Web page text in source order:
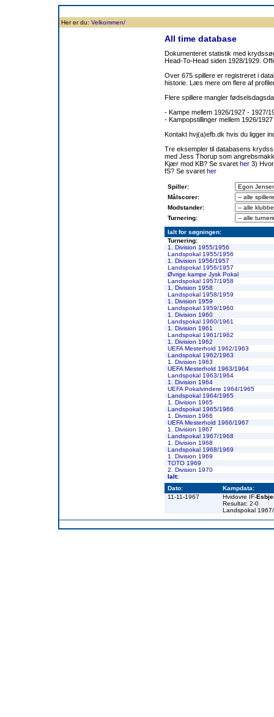
Her er du: Velkommen/
All time database
Dokumenteret statistik med
Head-To-Head siden 1928/1929.
Over 675 spillere er registreret i
historie. Læs mere om flere af
Flere spillere mangler
- Kampe mellem 1926/1927 - 1927/
- Kampopstillinger mellem 1926/
Kontakt hvj(a)efb.dk hvis du ligger
Tre eksempler til databasens
med Jess Thorup som
Kjær mod KB? Se svaret her 3)
fS? Se svaret her
Spiller:
Målscorer:
Modstander:
Turnering:
Ialt for søgningen:
Turnering:
1. Division 1955/1956
Landspokal 1955/1956
1. Division 1956/1957
Landspokal 1956/1957
Øvrige kampe Jysk Pokal
Landspokal 1957/1958
1. Division 1958
Landspokal 1958/1959
1. Division 1959
Landspokal 1959/1960
1. Division 1960
Landspokal 1960/1961
1. Division 1961
Landspokal 1961/1962
1. Division 1962
UEFA Mesterhold 1962/1963
Landspokal 1962/1963
1. Division 1963
UEFA Mesterhold 1963/1964
Landspokal 1963/1964
1. Division 1964
UEFA Pokalvindere 1964/1965
Landspokal 1964/1965
1. Division 1965
Landspokal 1965/1966
1. Division 1966
UEFA Mesterhold 1966/1967
1. Division 1967
Landspokal 1967/1968
1. Division 1968
Landspokal 1968/1969
1. Division 1969
TOTO 1969
2. Division 1970
Ialt:
Dato:
Kampdata:
11-11-1967
Hvidovre IF-
Resultat: 2-0
Landspokal